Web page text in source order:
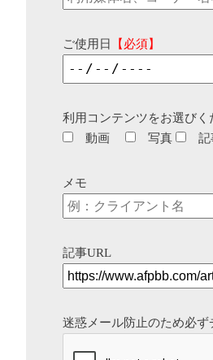
ご使用日 【必須】
利用コンテンツをお選びく
動画
写真 記
メモ
記事URL
迷惑メール防止のため必